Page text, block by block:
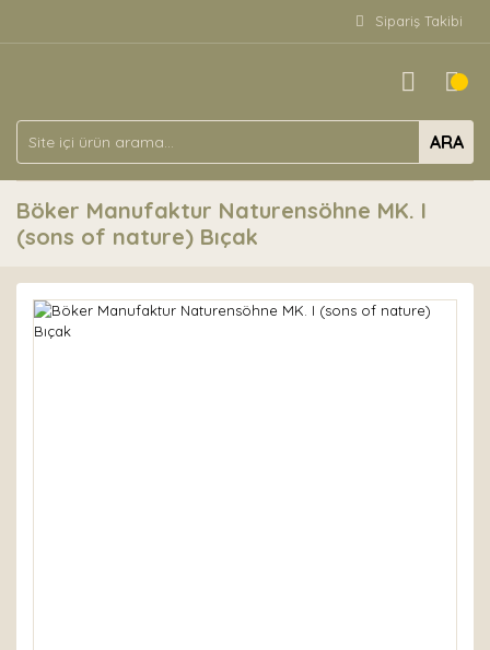
Sipariş Takibi
ARA
Böker Manufaktur Naturensöhne MK. I
(sons of nature) Bıçak